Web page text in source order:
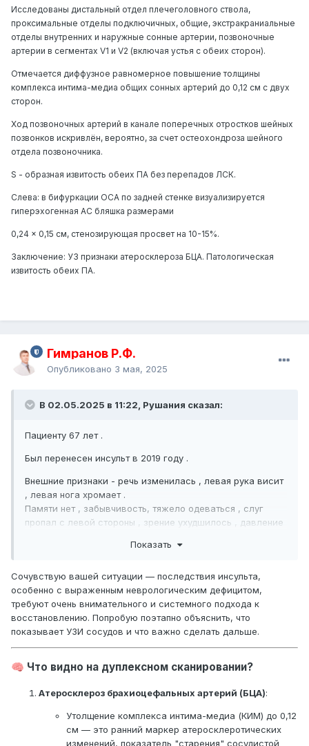
составить индивидуальную программу
восстановления, подобранную под ваши задачи.
Если удобно — напишите подробнее о текущих жалобах,
чтобы я мог более точно порекомендовать дальнейшие
Исследованы дистальный отдел плечеголовного ствола,
проксимальные отделы подключичных, общие, экстракраниальные
отделы внутренних и наружные сонные артерии, позвоночные
артерии в сегментах V1 и V2 (включая устья с обеих сторон).
Отмечается диффузное равномерное повышение толщины
комплекса интима-медиа общих сонных артерий до 0,12 см с двух
сторон.
Ход позвоночных артерий в канале поперечных отростков шейных
позвонков искривлён, вероятно, за счет остеохондроза шейного
отдела позвоночника.
S - образная извитость обеих ПА без перепадов ЛСК.
Слева: в бифуркации ОСА по задней стенке визуализируется
гиперэхогенная АС бляшка размерами
0,24 x 0,15 см, стенозирующая просвет на 10-15%.
Заключение: УЗ признаки атеросклероза БЦА. Патологическая
извитость обеих ПА.
Гимранов Р.Ф.
Опубликовано 3 мая, 2025
В 02.05.2025 в 11:22, Рушания сказал:
Пациенту 67 лет .
Был перенесен инсульт в 2019 году .
Внешние признаки - речь изменилась , левая рука висит
, левая нога хромает .
Памяти нет , забывчивость, тяжело одеваться , слуг
пропал с левой стороны , зрение ухудшилось , давление
УЗДГ сосудов головы и шеи прошли .
Общая сонная артерия
справа
слева
Диаметр (см) 0,62 см
0,58 см
области
Дифференциация на слои
утолщен 0,12 см.
Дифференциация
на слои
прослеживается
Показать
Сочувствую вашей ситуации — последствия инсульта,
особенно с выраженным неврологическим дефицитом,
требуют очень внимательного и системного подхода к
восстановлению. Попробую поэтапно объяснить, что
показывает УЗИ сосудов и что важно сделать дальше.
🧠 Что видно на дуплексном сканировании?
Атеросклероз брахиоцефальных артерий (БЦА):
Утолщение комплекса интима-медиа (КИМ) до 0,12
см — это ранний маркер атеросклеротических
изменений, показатель "старения" сосудистой